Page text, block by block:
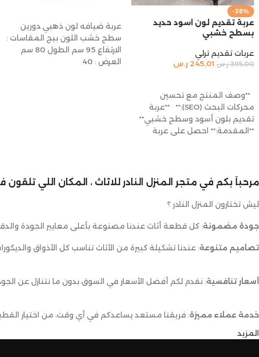
-38%
عربة تقديم لون اسود حديد
بسطح خشبي
عربات تقديم ترلي
395,00 ر.س 245,01 ر.س
**وصف المنتج مع تحسين
محركات البحث (SEO):** **عربة
تقديم بلون أسود وسطح خشبي**
**المقدمة:** احصل على عربة
عربة ضيافه لون ذهبي دورين
سطح خشب اللون بيج المقاسات :
الارتفاع 95 سم الطول 80 سم
العرض : 40
مرحباً بكم في متجر المنزل النادر للاثاث ، المكان اللي
ليش تختارون المنزل النادر ؟
جودة مضمونة: كل قطعة أثاث عندنا مصنوعة بأعلى معايير الجودة
تصاميم متنوعة: عندنا تشكيلة كبيرة من الأثاث تناسب كل الأذواق
أسعار تنافسية: نقدم لكم أفضل الأسعار في السوق بدون ما نتنازل عن
خدمة عملاء مميزة: فريقنا مستعد يساعدكم في أي وقت، من اختيار
المزيد